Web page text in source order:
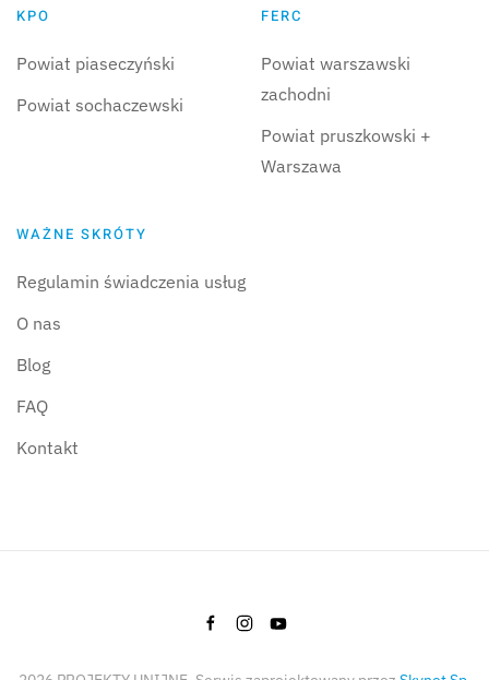
KPO
Powiat piaseczyński
Powiat sochaczewski
FERC
Powiat warszawski
zachodni
Powiat pruszkowski +
Warszawa
WAŻNE SKRÓTY
Regulamin świadczenia usług
O nas
Blog
FAQ
Kontakt